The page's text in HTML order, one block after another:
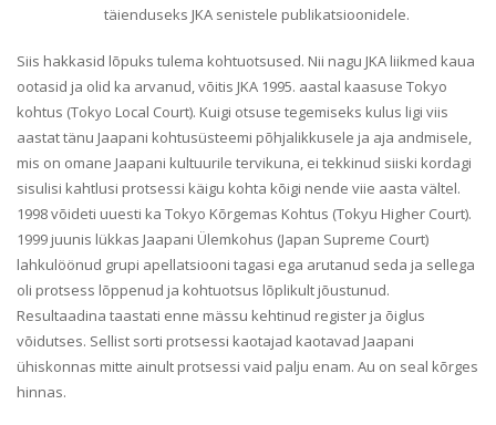
täienduseks JKA senistele publikatsioonidele.
Siis hakkasid lõpuks tulema kohtuotsused. Nii nagu JKA liikmed kaua
ootasid ja olid ka arvanud, võitis JKA 1995. aastal kaasuse Tokyo
kohtus (Tokyo Local Court). Kuigi otsuse tegemiseks kulus ligi viis
aastat tänu Jaapani kohtusüsteemi põhjalikkusele ja aja andmisele,
mis on omane Jaapani kultuurile tervikuna, ei tekkinud siiski kordagi
sisulisi kahtlusi protsessi käigu kohta kõigi nende viie aasta vältel.
1998 võideti uuesti ka Tokyo Kõrgemas Kohtus (Tokyu Higher Court).
1999 juunis lükkas Jaapani Ülemkohus (Japan Supreme Court)
lahkulöönud grupi apellatsiooni tagasi ega arutanud seda ja sellega
oli protsess lõppenud ja kohtuotsus lõplikult jõustunud.
Resultaadina taastati enne mässu kehtinud register ja õiglus
võidutses. Sellist sorti protsessi kaotajad kaotavad Jaapani
ühiskonnas mitte ainult protsessi vaid palju enam. Au on seal kõrges
hinnas.